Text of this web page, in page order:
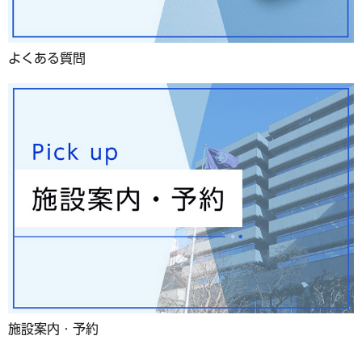
よくある質問
施設案内・予約